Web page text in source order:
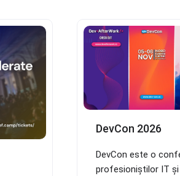
DevCon 2026
DevCon este o
profesioniștilor IT